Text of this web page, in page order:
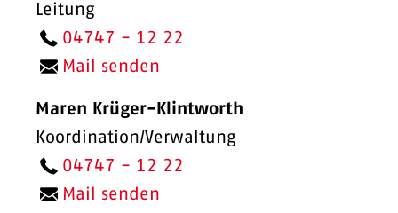
Leitung
04747 - 12 22
Mail senden
Maren Krüger-Klintworth
Koordination/Verwaltung
04747 - 12 22
Mail senden